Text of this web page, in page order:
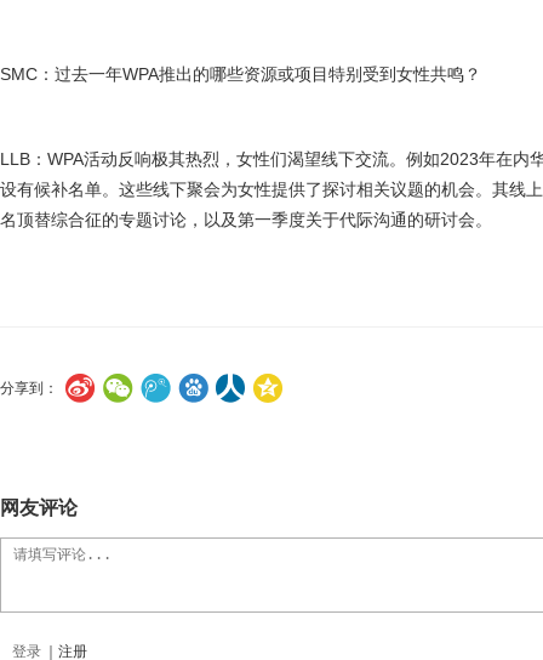
SMC：过去一年WPA推出的哪些资源或项目特别受到女性共鸣？
LLB：WPA活动反响极其热烈，女性们渴望线下交流。例如2023年在内
设有候补名单。这些线下聚会为女性提供了探讨相关议题的机会。其线
名顶替综合征的专题讨论，以及第一季度关于代际沟通的研讨会。
分享到：
网友评论
登录 注册